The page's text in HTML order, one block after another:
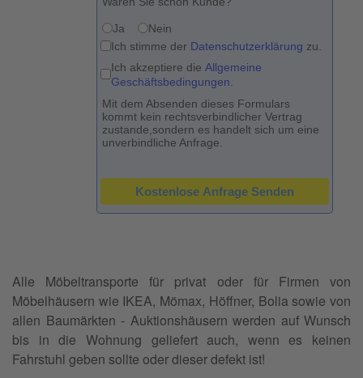
Ja Nein
Datenschutzerklärung*
Ich stimme der Datenschutzerklärung zu.
AGBs*
Ich akzeptiere die Allgemeine
Geschäftsbedingungen
Mit dem Absenden dieses Formulars
kommt kein rechtsverbindlicher Vertrag
zustande, sondern es handelt sich um eine
unverbindliche Anfrage.
reCAPTCHA*
Kostenlose Anfrage Senden
Alle Möbeltransporte für privat oder für Firmen von
Möbelhäusern wie IKEA, Mömax, Höffner, Bolia sowie von
allen Baumärkten - Auktionshäusern werden auf Wunsch
bis in die Wohnung geliefert auch, wenn es keinen
Fahrstuhl geben sollte oder dieser defekt ist!